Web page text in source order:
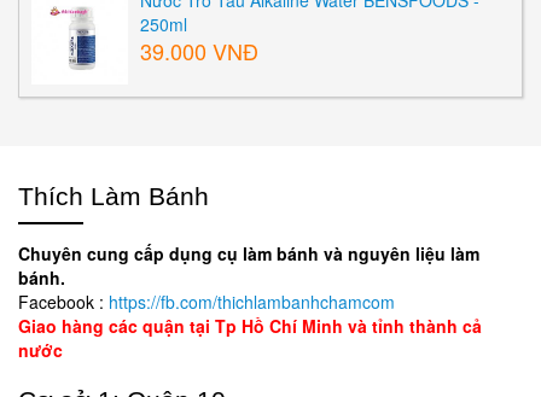
Nước Tro Tàu Alkaline Water BENSFOODS -
250ml
Thích Làm Bánh
Chuyên cung cấp dụng cụ làm bánh và nguyên liệu làm
bánh.
Facebook : https://fb.com/thichlambanhchamcom
Giao hàng các quận tại Tp Hồ Chí Minh và tỉnh thành cả